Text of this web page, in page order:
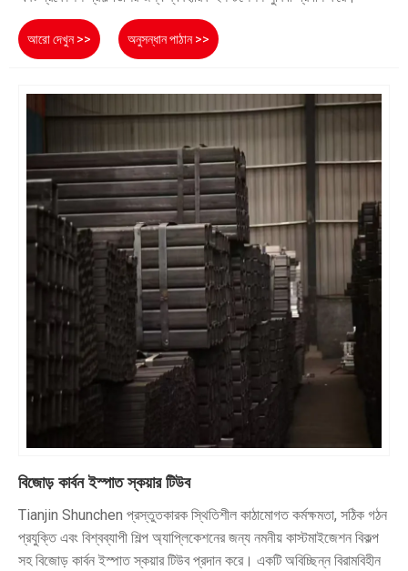
আরো দেখুন >> অনুসন্ধান পাঠান >>
বিজোড় কার্বন ইস্পাত স্কয়ার টিউব
Tianjin Shunchen প্রস্তুতকারক স্থিতিশীল কাঠামোগত কর্মক্ষমতা, সঠিক গঠন
প্রযুক্তি এবং বিশ্বব্যাপী শিল্প অ্যাপ্লিকেশনের জন্য নমনীয় কাস্টমাইজেশন বিকল্প
সহ বিজোড় কার্বন ইস্পাত স্কয়ার টিউব প্রদান করে। একটি অবিচ্ছিন্ন বিরামবিহীন